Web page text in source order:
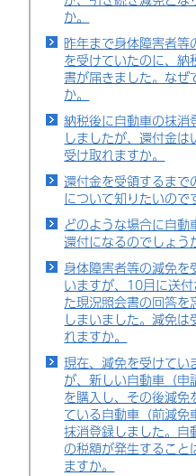
か。
昨年まで身体障害者等
を受けていたのに、納
書が届きました。なぜ
か。
納税後に自動車の抹消
しましたが、還付金は
受け取れますか。
還付金を受領するまで
について知りたいので
どのような場合に自動
還付になるのでしょう
身体障害者等の減免を
いますが、10月に送付
た現況照会書の回答を
しまいました。減免は
れますか。
現在、減免を受けてい
が、新しい自動車（申
を購入し、その後減免
ている自動車（前減免
抹消登録しました。自
の税額が発生すること
ますか。